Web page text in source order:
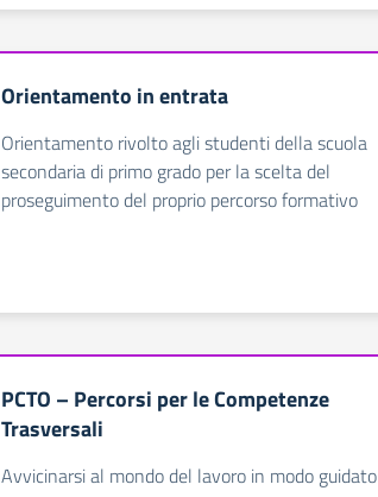
Orientamento in entrata
Orientamento rivolto agli studenti della scuola
secondaria di primo grado per la scelta del
proseguimento del proprio percorso formativo
PCTO – Percorsi per le Competenze
Trasversali
Avvicinarsi al mondo del lavoro in modo guidato